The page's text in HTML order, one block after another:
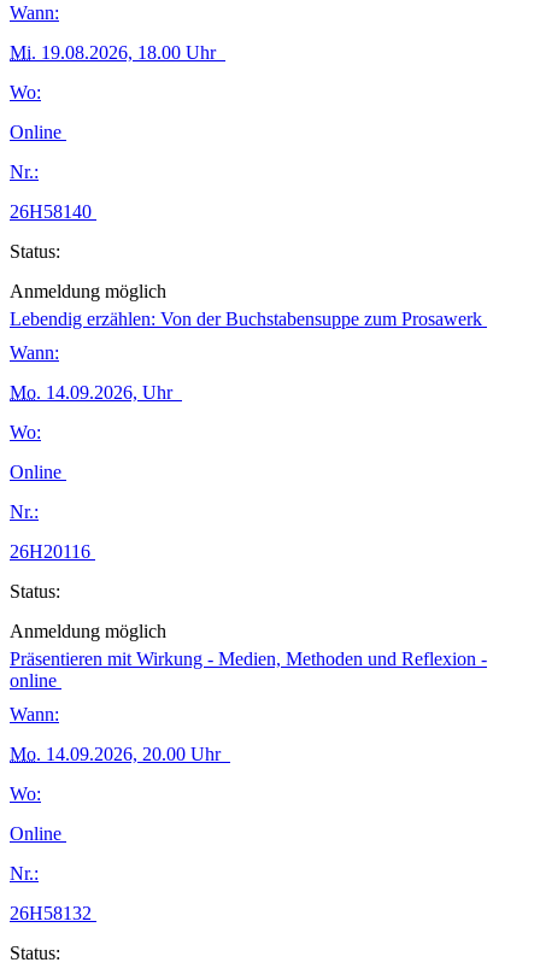
Wann:
Mi. 19.08.2026, 18.00 Uhr
Wo:
Online
Nr.:
26H58140
Status:
Anmeldung möglich
Lebendig erzählen: Von der Buchstabensuppe zum Prosawerk
Wann:
Mo. 14.09.2026, Uhr
Wo:
Online
Nr.:
26H20116
Status:
Anmeldung möglich
Präsentieren mit Wirkung - Medien, Methoden und Reflexion -
online
Wann:
Mo. 14.09.2026, 20.00 Uhr
Wo:
Online
Nr.:
26H58132
Status: